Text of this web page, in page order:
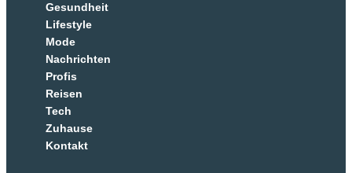
Gesundheit
Lifestyle
Mode
Nachrichten
Profis
Reisen
Tech
Zuhause
Kontakt